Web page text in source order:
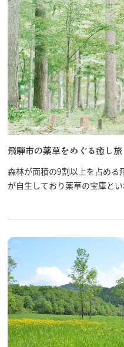
飛騨市の薬草をめぐる癒し旅
森林が面積の9割以上を占め
が自生しており薬草の宝庫と